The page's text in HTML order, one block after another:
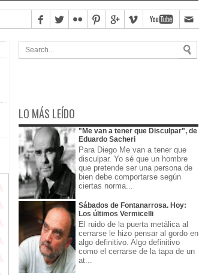
LO MÁS LEÍDO
"Me van a tener que Disculpar", de
Eduardo Sacheri
Para Diego Me van a tener que
disculpar. Yo sé que un hombre
que pretende ser una persona de
bien debe comportarse según
ciertas norma...
Sábados de Fontanarrosa. Hoy:
Los últimos Vermicelli
El ruido de la puerta metálica al
cerrarse le hizo pensar al gordo en
algo definitivo. Algo definitivo
como el cerrarse de la tapa de un
at...